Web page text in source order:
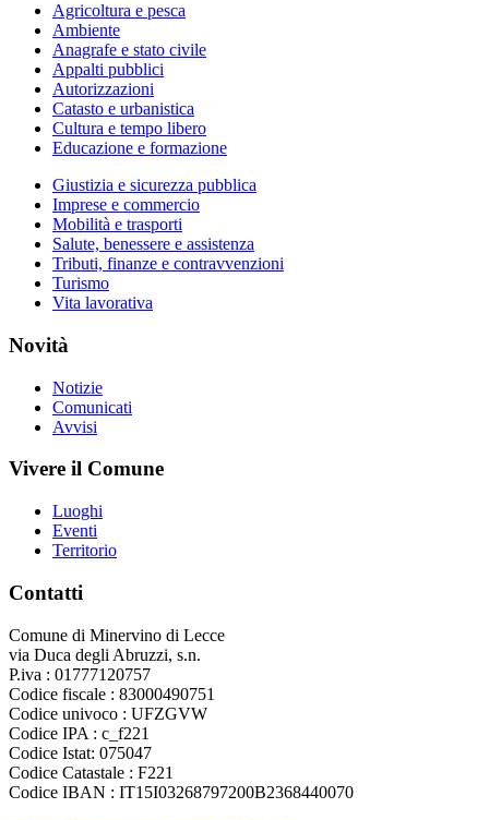
Agricoltura e pesca
Ambiente
Anagrafe e stato civile
Appalti pubblici
Autorizzazioni
Catasto e urbanistica
Cultura e tempo libero
Educazione e formazione
Giustizia e sicurezza pubblica
Imprese e commercio
Mobilità e trasporti
Salute, benessere e assistenza
Tributi, finanze e contravvenzioni
Turismo
Vita lavorativa
Novità
Notizie
Comunicati
Avvisi
Vivere il Comune
Luoghi
Eventi
Territorio
Contatti
Comune di Minervino di Lecce
via Duca degli Abruzzi, s.n.
P.iva : 01777120757
Codice fiscale : 83000490751
Codice univoco : UFZGVW
Codice IPA : c_f221
Codice Istat: 075047
Codice Catastale : F221
Codice IBAN : IT15I03268797200B2368440070